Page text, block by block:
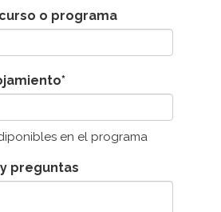
o programa
en el programa
preguntas